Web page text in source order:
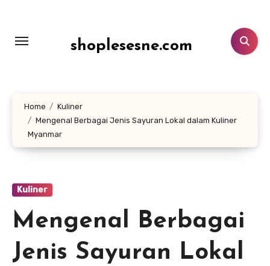
konten
shoplesesne.com
Home
Kuliner
Mengenal Berbagai Jenis Sayuran Lokal dalam Kuliner
Myanmar
Kuliner
Mengenal Berbagai
Jenis Sayuran Lokal